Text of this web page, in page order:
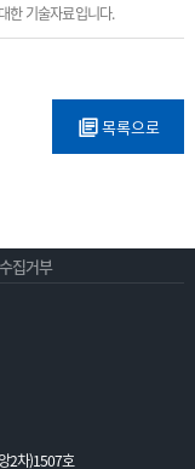
한 기술자료입니다.
목록으로
집거부
2차)1507호